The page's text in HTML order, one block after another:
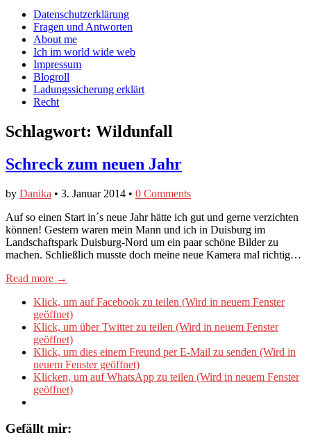
Facebook
anzeigen
Twitter
anzeigen
auf
Instagram
anzeigen
Main
menu
Skip
content
Datenschutzerklärung
Fragen und Antworten
About me
Ich im world wide web
Impressum
Blogroll
Ladungssicherung erklärt
Recht
Schlagwort: Wildunfall
Schreck zum neuen Jahr
by Danika • 3. Januar 2014 • 0 Comments
Auf so einen Start in´s neue Jahr hätte ich gut und gerne verzichten
können! Gestern waren mein Mann und ich in Duisburg im
Landschaftspark Duisburg-Nord um ein paar schöne Bilder zu
machen. Schließlich musste doch meine neue Kamera mal richtig…
Read more →
Klick, um auf Facebook zu teilen (Wird in neuem Fenster
geöffnet)
Klick, um über Twitter zu teilen (Wird in neuem Fenster
geöffnet)
Klick, um dies einem Freund per E-Mail zu senden (Wird in
neuem Fenster geöffnet)
Klicken, um auf WhatsApp zu teilen (Wird in neuem Fenster
geöffnet)
Gefällt mir: